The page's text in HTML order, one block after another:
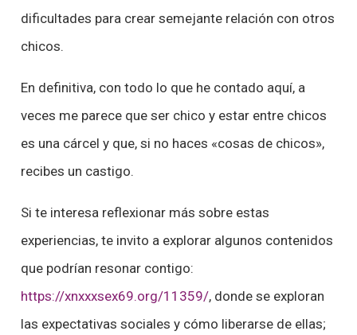
dificultades para crear semejante relación con otros
chicos.
En definitiva, con todo lo que he contado aquí, a
veces me parece que ser chico y estar entre chicos
es una cárcel y que, si no haces «cosas de chicos»,
recibes un castigo.
Si te interesa reflexionar más sobre estas
experiencias, te invito a explorar algunos contenidos
que podrían resonar contigo:
https://xnxxxsex69.org/11359/, donde se exploran
las expectativas sociales y cómo liberarse de ellas;